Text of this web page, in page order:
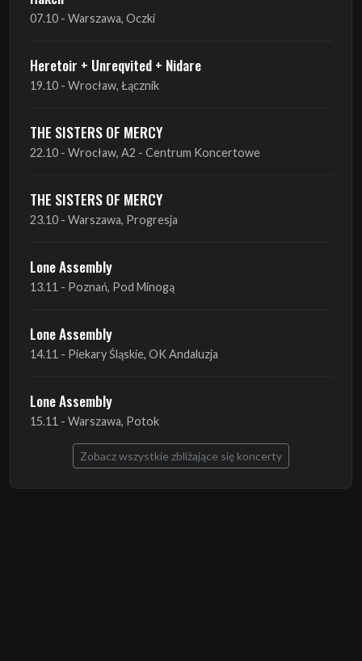
THE SISTERS OF MERCY
22.10 - Wrocław, A2 - Centrum Koncertowe
THE SISTERS OF MERCY
Lone Assembly
Lone Assembly
14.11 - Piekary Śląskie, OK Andaluzja
Lone Assembly
15.11 - Warszawa, Potok